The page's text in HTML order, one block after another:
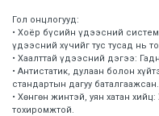
Гол онцлогууд:
• Хоёр бүсийн үдээсний
үдээсний хүчийг тус тусад нь
• Хаалттай үдээсний дэгээ:
• Антистатик, дулаан болон
стандартын дагуу баталгаажсан.
• Хөнгөн жинтэй, уян хатан
тохиромжтой.